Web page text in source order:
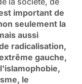
important de
seulement la
aussi
radicalisation,
gauche,
le